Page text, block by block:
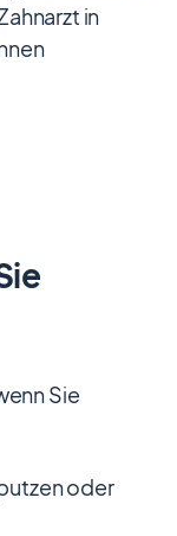
in
Sie
oder